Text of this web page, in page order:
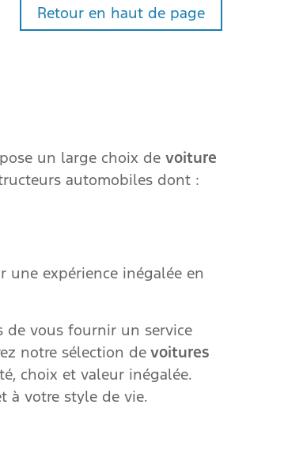
Retour en haut de page
un large choix de voiture
automobiles dont :
expérience inégalée en
de vous fournir un service
notre sélection de voitures
choix et valeur inégalée.
à votre style de vie.